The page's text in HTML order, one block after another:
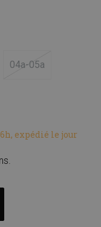
moment.)
pour le moment.)
disponible pour le
n'est pas
04a-05a(Cette option n'est
disponible pour le
expédié le jour